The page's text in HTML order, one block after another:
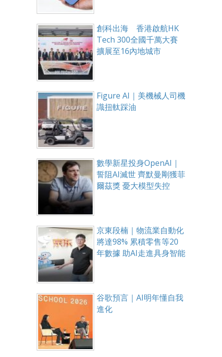
創科出海 香港啟航HK
Tech 300全國千萬大賽
擴展至16內地城市
Figure AI｜美機械人司機
識扭軚踩油
數學新星投身OpenAI｜
誓阻AI滅世 齊默曼剛獲菲
爾茲獎 憂大模型失控
京東段楠｜物流業自動化
將達98% 累積零售等20
年數據 助AI走進具身智能
谷歌預言｜AI明年懂自我
進化